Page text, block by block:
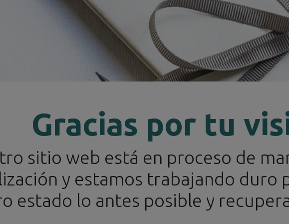
Novedades Categorías Marcas Eventos Boletines de Noticias
Todos los productos
FUJIMI - 1/24 FORD GT40
Gracias por tu
sitio web está en proceso de
y estamos trabajando duro
estado lo antes posible y